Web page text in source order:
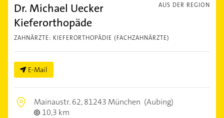
AUS DER REGION
Dr. Michael Uecker
Kieferorthopäde
ZAHNÄRZTE: KIEFERORTHOPÄDIE (FACHZAHNÄRZTE)
E-Mail
Mainaustr. 62,81243 München (Aubing)
10,3 km